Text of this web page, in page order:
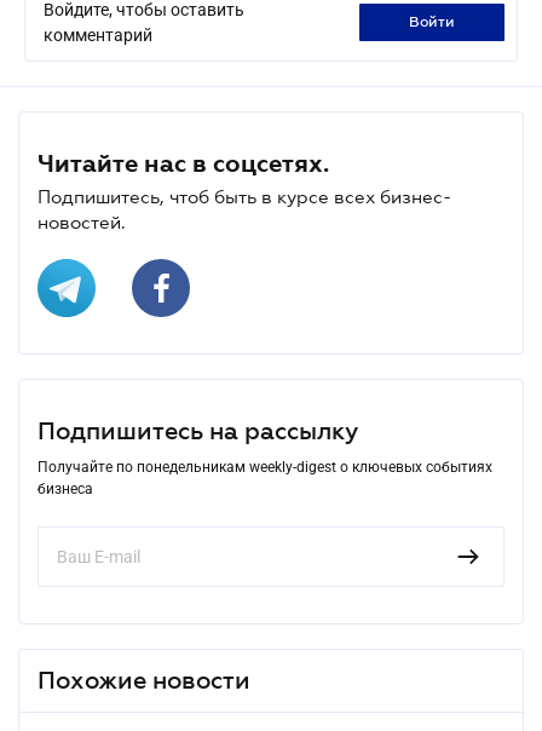
Войдите, чтобы оставить
комментарий
войти
Читайте нас в соцсетях.
Подпишитесь, чтоб быть в курсе всех бизнес-
новостей.
Подпишитесь на рассылку
Получайте по понедельникам weekly-digest о ключевых событиях
бизнеса
Похожие новости